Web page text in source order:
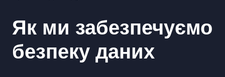
Як ми забезпечуємо
безпеку даних